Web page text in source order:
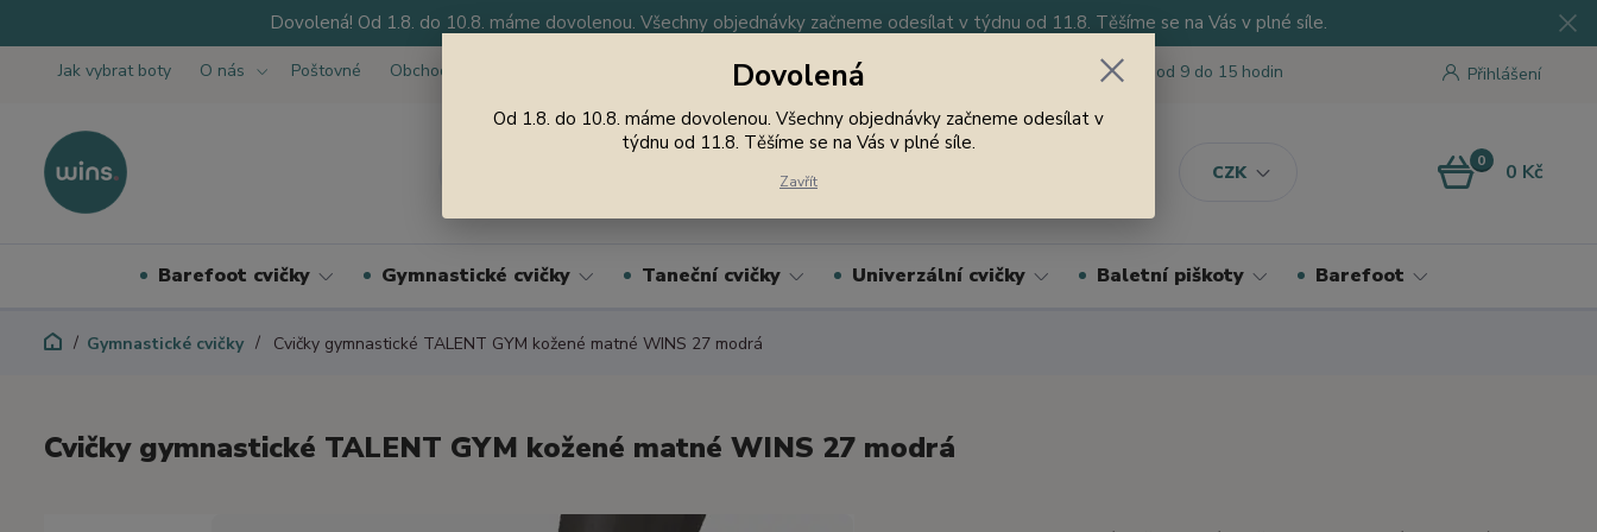
Dovolená! Od 1.8. do 10.8. máme dovolenou. Všechny objednávky začneme odesílat v týdnu od 11.8. Těšíme se na Vás v plné síle.
Jak vybrat boty O nás Poštovné Obchodní podmínky
CZK
Přihlášení
Nevíte si rady? Zavolejte. Jsme tu pro Vás od 9 do 15 hodin
0 0 Kč
Barefoot cvičky Gymnastické cvičky Taneční cvičky Univerzální cvičky Baletní piškoty Barefoot
Gymnastické cvičky Cvičky gymnastické TALENT GYM kožené matné WINS 27 modrá
Cvičky gymnastické TALENT GYM kožené matné WINS 27 modrá
Dovolená
Od 1.8. do 10.8. máme dovolenou. Všechny objednávky začneme odesílat v
týdnu od 11.8. Těšíme se na Vás v plné síle.
Zavřít